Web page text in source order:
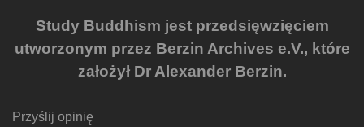
Study Buddhism jest przedsięwzięciem
utworzonym przez Berzin Archives e.V., które
założył Dr Alexander Berzin.
Przyślij opinię